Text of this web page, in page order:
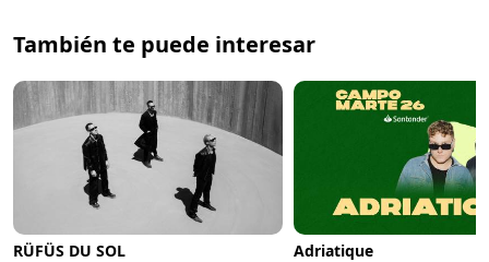
También te puede interesar
RÜFÜS DU SOL Adriatique